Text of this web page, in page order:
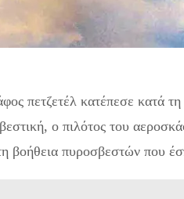
πετζετέλ κατέπεσε κατά
ο πιλότος του
βοήθεια πυροσβεστών που